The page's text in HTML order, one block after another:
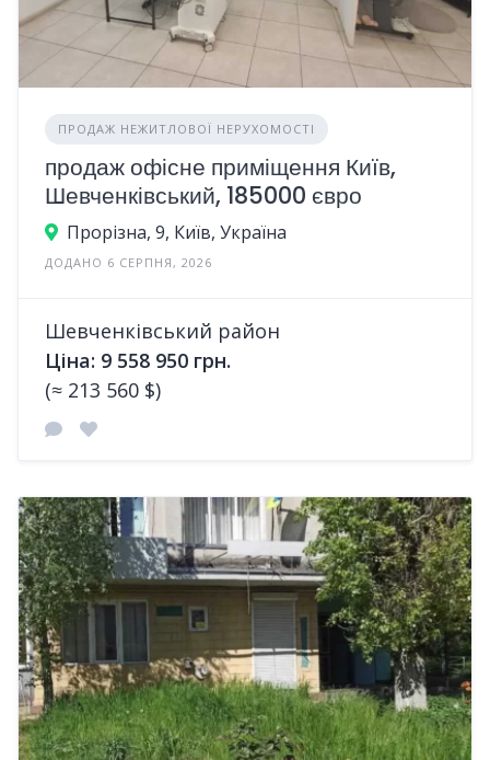
ПРОДАЖ НЕЖИТЛОВОЇ НЕРУХОМОСТІ
продаж офісне приміщення Київ,
Шевченківський, 185000 євро
Прорізна, 9, Київ, Україна
ДОДАНО 6 СЕРПНЯ, 2026
Шевченківський район
Ціна: 9 558 950 грн.
(≈ 213 560 $)